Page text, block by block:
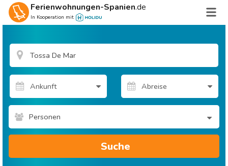
Ferienwohnungen-Spanien.de
In Kooperation mit
Personen
Suche